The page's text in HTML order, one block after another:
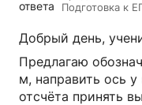
Подготовка к
Добрый день,
Предлагаю
м, направить ось y
отсчёта принять